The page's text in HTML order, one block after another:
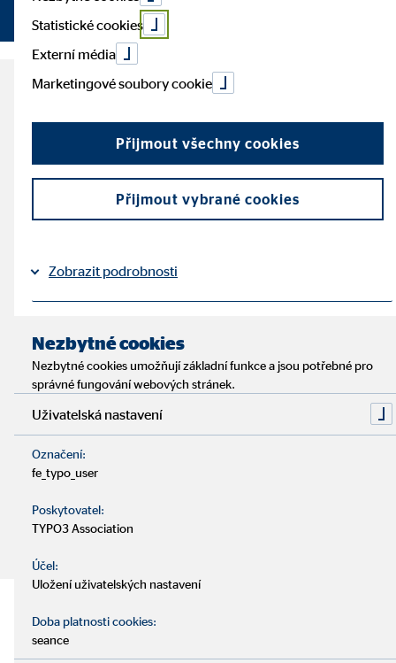
55 let OVB – 55 let finančního
poradenství v Evropě
55 let OVB
Od roku 1970 jsme synonymem důvěry, stability a
spolehlivosti v oblasti finančního poradenství. Naše práce se
opírá o více než pět desetiletí zkušeností. Včera, dnes i v
55 let zkušeností – 55 let
důvěry
Statistické cookies
Externí média
Marketingové soubory cookie
Přijmout všechny cookies
Přijmout vybrané cookies
Zobrazit podrobnosti
Nezbytné cookies
Nezbytné cookies umožňují základní funkce a jsou potřebné pro
správné fungování webových stránek.
Uživatelská nastavení
Označení:
fe_typo_user
Poskytovatel:
TYPO3 Association
Účel:
Uložení uživatelských nastavení
Doba platnosti cookies:
seance